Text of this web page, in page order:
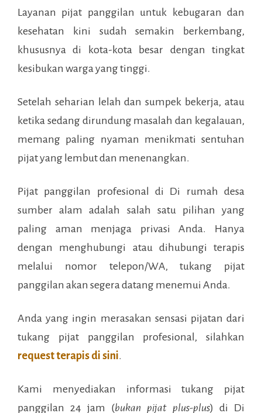
Layanan pijat panggilan untuk kebugaran dan
kesehatan kini sudah semakin berkembang,
khususnya di kota-kota besar dengan tingkat
kesibukan warga yang tinggi.
Setelah seharian lelah dan sumpek bekerja, atau
ketika sedang dirundung masalah dan kegalauan,
memang paling nyaman menikmati sentuhan
pijat yang lembut dan menenangkan.
Pijat panggilan profesional di Di rumah desa
sumber alam adalah salah satu pilihan yang
paling aman menjaga privasi Anda. Hanya
dengan menghubungi atau dihubungi terapis
melalui nomor telepon/WA, tukang pijat
panggilan akan segera datang menemui Anda.
Anda yang ingin merasakan sensasi pijatan dari
tukang pijat panggilan profesional, silahkan
request terapis di sini.
Kami menyediakan informasi tukang pijat
panggilan 24 jam (bukan pijat plus-plus) di Di